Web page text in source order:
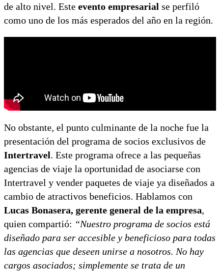
de alto nivel. Este evento empresarial se perfiló
como uno de los más esperados del año en la región.
No obstante, el punto culminante de la noche fue la
presentación del programa de socios exclusivos de
Intertravel. Este programa ofrece a las pequeñas
agencias de viaje la oportunidad de asociarse con
Intertravel y vender paquetes de viaje ya diseñados a
cambio de atractivos beneficios. Hablamos con
Lucas Bonasera, gerente general de la empresa,
quien compartió: “Nuestro programa de socios está
diseñado para ser accesible y beneficioso para todas
las agencias que deseen unirse a nosotros. No hay
cargos asociados; simplemente se trata de un